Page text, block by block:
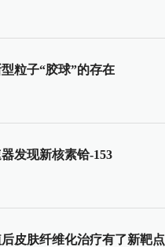
粒子“胶球”的存在
发现新核素铪-153
皮肤纤维化治疗有了新靶点